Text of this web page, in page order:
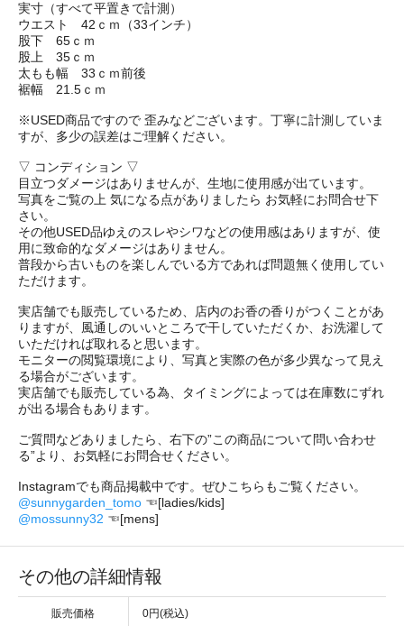
実寸（すべて平置きで計測）
ウエスト 42ｃｍ（33インチ）
股下 65ｃｍ
股上 35ｃｍ
太もも幅 33ｃｍ前後
裾幅 21.5ｃｍ
※USED商品ですので 歪みなどございます。丁寧に計測していま
すが、多少の誤差はご理解ください。
▽ コンディション ▽
目立つダメージはありませんが、生地に使用感が出ています。
写真をご覧の上 気になる点がありましたら お気軽にお問合せ下
さい。
その他USED品ゆえのスレやシワなどの使用感はありますが、使
用に致命的なダメージはありません。
普段から古いものを楽しんでいる方であれば問題無く使用してい
ただけます。
実店舗でも販売しているため、店内のお香の香りがつくことがあ
りますが、風通しのいいところで干していただくか、お洗濯して
いただければ取れると思います。
モニターの閲覧環境により、写真と実際の色が多少異なって見え
る場合がございます。
実店舗でも販売している為、タイミングによっては在庫数にずれ
が出る場合もあります。
ご質問などありましたら、右下の”この商品について問い合わせ
る”より、お気軽にお問合せください。
Instagramでも商品掲載中です。ぜひこちらもご覧ください。
@sunnygarden_tomo ☜[ladies/kids]
@mossunny32 ☜[mens]
その他の詳細情報
販売価格 0円(税込)